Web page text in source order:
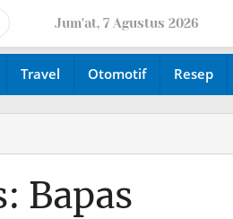
Jum'at, 7 Agustus 2026
Travel Otomotif Resep
Bapas